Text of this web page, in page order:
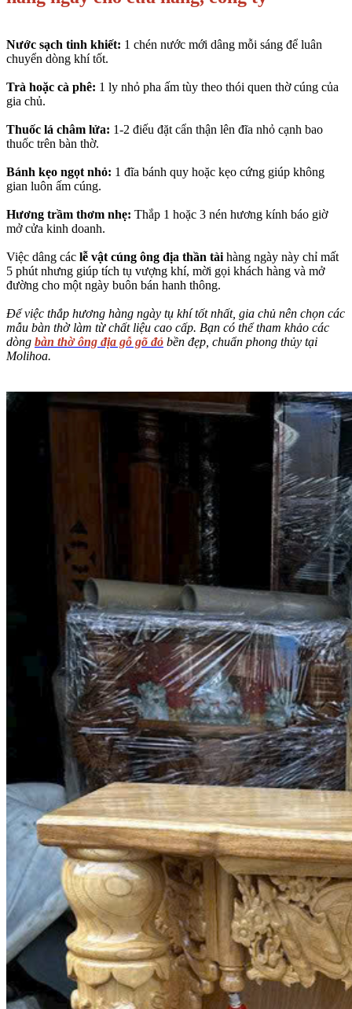
Nước sạch tinh khiết: 1 chén nước mới dâng mỗi sáng để luân
chuyển dòng khí tốt.
Trà hoặc cà phê: 1 ly nhỏ pha ấm tùy theo thói quen thờ cúng của
gia chủ.
Thuốc lá châm lửa: 1-2 điếu đặt cẩn thận lên đĩa nhỏ cạnh bao
thuốc trên bàn thờ.
Bánh kẹo ngọt nhỏ: 1 đĩa bánh quy hoặc kẹo cứng giúp không
gian luôn ấm cúng.
Hương trầm thơm nhẹ: Thắp 1 hoặc 3 nén hương kính báo giờ
mở cửa kinh doanh.
Việc dâng các lễ vật cúng ông địa thần tài hàng ngày này chỉ mất
5 phút nhưng giúp tích tụ vượng khí, mời gọi khách hàng và mở
đường cho một ngày buôn bán hanh thông.
Để việc thắp hương hàng ngày tụ khí tốt nhất, gia chủ nên chọn các
mẫu bàn thờ làm từ chất liệu cao cấp. Bạn có thể tham khảo các
dòng bàn thờ ông địa gỗ gõ đỏ bền đẹp, chuẩn phong thủy tại
Molihoa.